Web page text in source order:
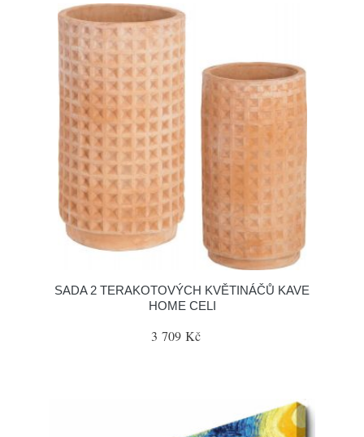
SADA 2 TERAKOTOVÝCH KVĚTINÁČŮ KAVE
HOME CELI
3 709 Kč